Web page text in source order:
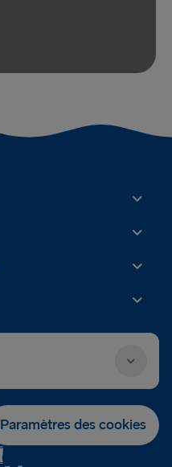
Paramètres des cookies